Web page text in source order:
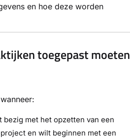
en hoe deze worden
toegepast moeten
met het opzetten van een
en wilt beginnen met een